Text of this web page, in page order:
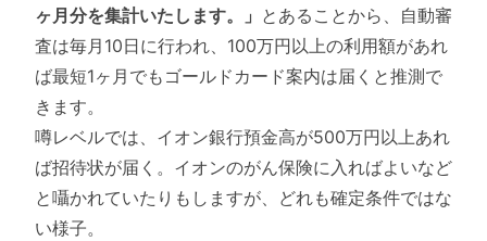
ヶ月分を集計いたします。」 とあることから、自動審
査は毎月10日に行われ、100万円以上の利用額があれ
ば最短1ヶ月でもゴールドカード案内は届くと推測で
きます。
噂レベルでは、イオン銀行預金高が500万円以上あれ
ば招待状が届く。イオンのがん保険に入ればよいなど
と囁かれていたりもしますが、どれも確定条件ではな
い様子。